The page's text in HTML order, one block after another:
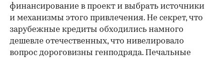
финансирование в проект и выбрать источники
и механизмы этого привлечения. Не секрет, что
зарубежные кредиты обходились намного
дешевле отечественных, что нивелировало
вопрос дороговизны генподряда. Печальные